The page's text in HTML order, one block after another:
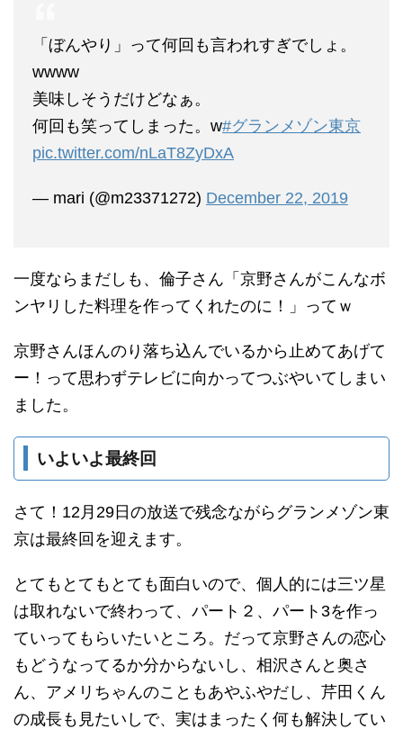
「ぼんやり」って何回も言われすぎでしょ。
wwww
美味しそうだけどなぁ。
何回も笑ってしまった。w#グランメゾン東京
pic.twitter.com/nLaT8ZyDxA
— mari (@m23371272) December 22, 2019
一度ならまだしも、倫子さん「京野さんがこんなボ
ンヤリした料理を作ってくれたのに！」ってｗ
京野さんほんのり落ち込んでいるから止めてあげて
ー！って思わずテレビに向かってつぶやいてしまい
ました。
いよいよ最終回
さて！12月29日の放送で残念ながらグランメゾン東
京は最終回を迎えます。
とてもとてもとても面白いので、個人的には三ツ星
は取れないで終わって、パート２、パート3を作っ
ていってもらいたいところ。だって京野さんの恋心
もどうなってるか分からないし、相沢さんと奥さ
ん、アメリちゃんのこともあやふやだし、芹田くん
の成長も見たいしで、実はまったく何も解決してい